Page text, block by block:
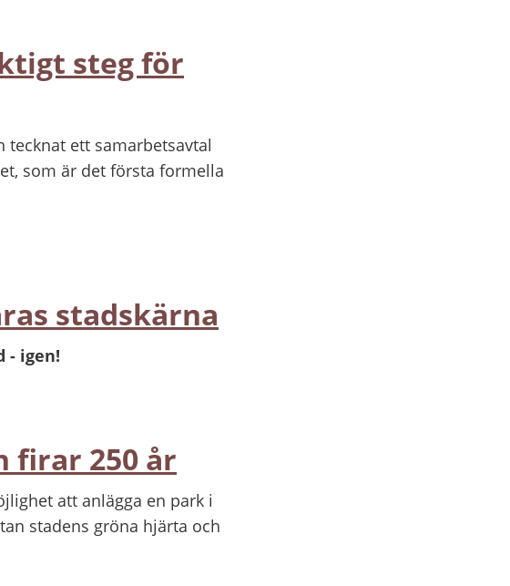
steg för
tecknat ett samarbetsavtal
som är det första formella
stadskärna
- igen!
firar 250 år
att anlägga en park i
stadens gröna hjärta och